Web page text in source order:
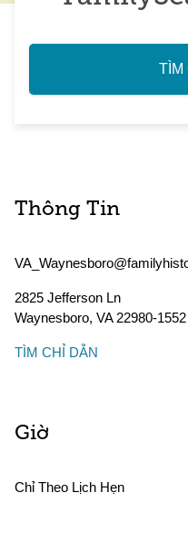
TÌM
Thông Tin
2825 Jefferson Ln
Waynesboro, VA22980-1552
TÌM CHỈ DẪN
Giờ
Chỉ Theo Lịch Hẹn